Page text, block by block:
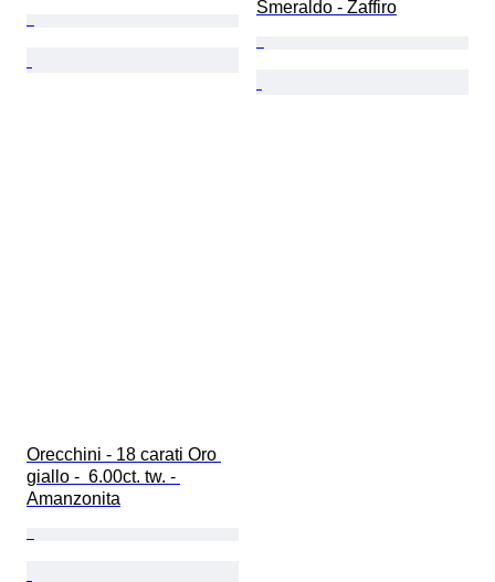
Smeraldo - Zaffiro
Orecchini - 18 carati Oro
giallo -  6.00ct. tw. -
Amanzonita